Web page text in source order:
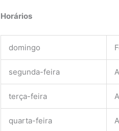
Horários
domingo
segunda-feira
terça-feira
quarta-feira